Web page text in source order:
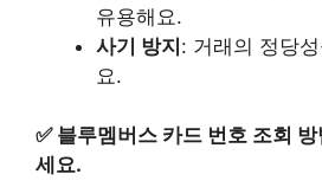
유용해요.
사기 방지: 거래의 정당
요.
✅ 블루멤버스 카드 번호 조회
세요.